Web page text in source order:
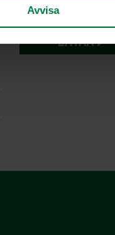
Avvisa
LATAA